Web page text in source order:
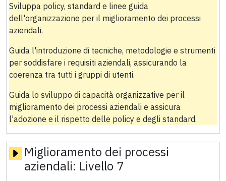
Sviluppa policy, standard e linee guida
dell'organizzazione per il miglioramento dei processi
aziendali.
Guida l'introduzione di tecniche, metodologie e strumenti
per soddisfare i requisiti aziendali, assicurando la
coerenza tra tutti i gruppi di utenti.
Guida lo sviluppo di capacità organizzative per il
miglioramento dei processi aziendali e assicura
l'adozione e il rispetto delle policy e degli standard.
Miglioramento dei processi
aziendali: Livello 7